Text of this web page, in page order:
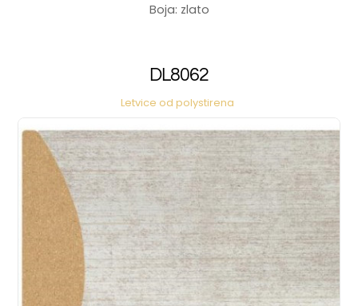
Boja: zlato
DL8062
Letvice od polystirena